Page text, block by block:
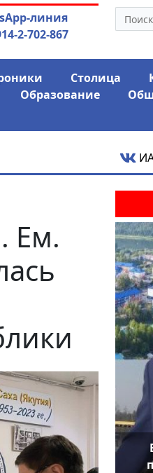
у Путина:
разбор?
линия
2-702-867
Столица
Образование
Ем.